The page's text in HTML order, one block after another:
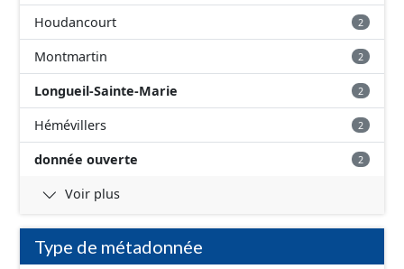
Houdancourt 2
Montmartin 2
Longueil-Sainte-Marie 2
Hémévillers 2
donnée ouverte 2
Voir plus
Type de métadonnée